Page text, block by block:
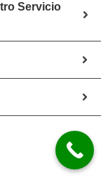
Servicio